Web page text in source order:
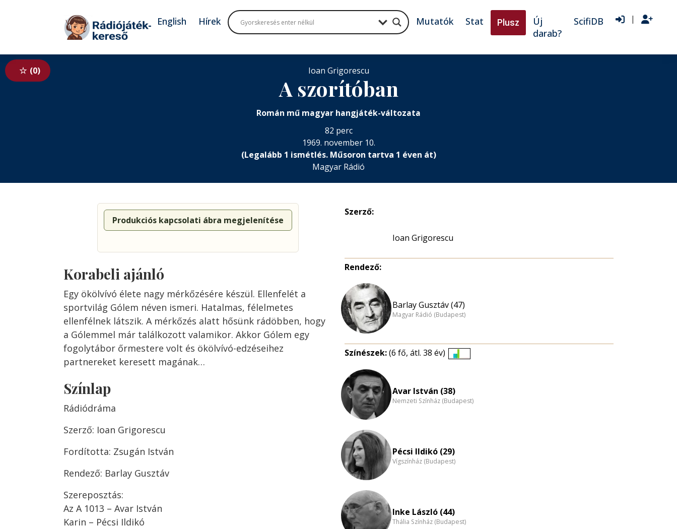
Tovább a tartalomhoz
English Hírek Mutatók Stat Plusz
Új
darab?
ScifiDB |
0 Ioan Grigorescu
A szorítóban
Román mű magyar hangjáték-változata
82 perc
1969. november 10.
(Legalább 1 ismétlés. Műsoron tartva 1 éven át)
Magyar Rádió
Produkciós kapcsolati ábra megjelenítése
Korabeli ajánló
Egy ökölvívó élete nagy mérkőzésére készül. Ellenfelét a
sportvilág Gólem néven ismeri. Hatalmas, félelmetes
ellenfélnek látszik. A mérkőzés alatt hősünk rádöbben, hogy
a Gólemmel már találkozott valamikor. Akkor Gólem egy
fogolytábor őrmestere volt és ökölvívó-edzéseihez
partnereket keresett magának…
Színlap
Rádiódráma
Szerző: Ioan Grigorescu
Fordította: Zsugán István
Rendező: Barlay Gusztáv
Szereposztás:
Az A 1013 – Avar István
Karin – Pécsi Ildikó
Szerző:
Ioan Grigorescu
Rendező:
Barlay Gusztáv (47)
Magyar Rádió (Budapest)
Színészek:(6 fő, átl. 38 év)
Avar István (38)
Nemzeti Színház (Budapest)
Pécsi Ildikó (29)
Vígszínház (Budapest)
Inke László (44)
Thália Színház (Budapest)